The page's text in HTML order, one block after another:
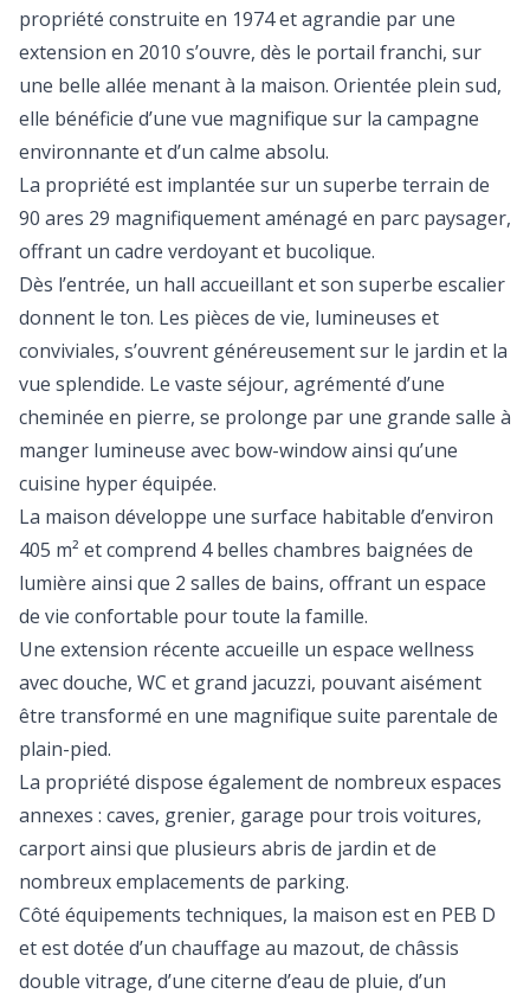
propriété construite en 1974 et agrandie par une
extension en 2010 s’ouvre, dès le portail franchi, sur
une belle allée menant à la maison. Orientée plein sud,
elle bénéficie d’une vue magnifique sur la campagne
environnante et d’un calme absolu.
La propriété est implantée sur un superbe terrain de
90 ares 29 magnifiquement aménagé en parc paysager,
offrant un cadre verdoyant et bucolique.
Dès l’entrée, un hall accueillant et son superbe escalier
donnent le ton. Les pièces de vie, lumineuses et
conviviales, s’ouvrent généreusement sur le jardin et la
vue splendide. Le vaste séjour, agrémenté d’une
cheminée en pierre, se prolonge par une grande salle à
manger lumineuse avec bow-window ainsi qu’une
cuisine hyper équipée.
La maison développe une surface habitable d’environ
405 m² et comprend 4 belles chambres baignées de
lumière ainsi que 2 salles de bains, offrant un espace
de vie confortable pour toute la famille.
Une extension récente accueille un espace wellness
avec douche, WC et grand jacuzzi, pouvant aisément
être transformé en une magnifique suite parentale de
plain-pied.
La propriété dispose également de nombreux espaces
annexes : caves, grenier, garage pour trois voitures,
carport ainsi que plusieurs abris de jardin et de
nombreux emplacements de parking.
Côté équipements techniques, la maison est en PEB D
et est dotée d’un chauffage au mazout, de châssis
double vitrage, d’une citerne d’eau de pluie, d’un